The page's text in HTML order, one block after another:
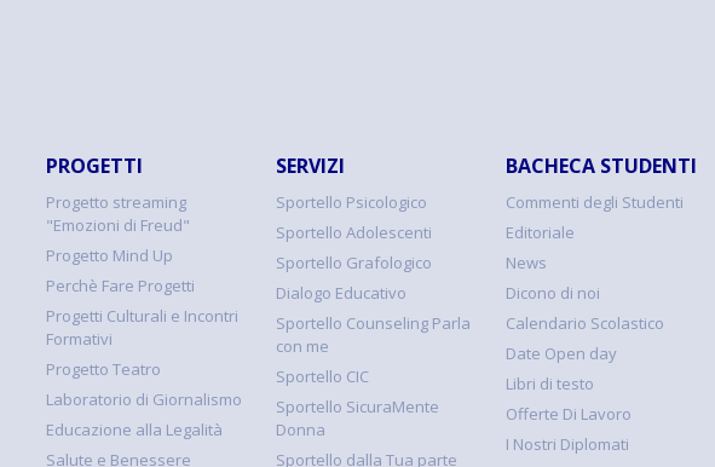
PROGETTI
Progetto streaming
"Emozioni di Freud"
Progetto Mind Up
Perchè Fare Progetti
Progetti Culturali e Incontri
Formativi
Progetto Teatro
Laboratorio di Giornalismo
Educazione alla Legalità
Salute e Benessere
SERVIZI
Sportello Psicologico
Sportello Adolescenti
Sportello Grafologico
Dialogo Educativo
Sportello Counseling Parla
con me
Sportello CIC
Sportello SicuraMente
Donna
Sportello dalla Tua parte
BACHECA STUDENTI
Commenti degli Studenti
Editoriale
News
Dicono di noi
Calendario Scolastico
Date Open day
Libri di testo
Offerte Di Lavoro
I Nostri Diplomati